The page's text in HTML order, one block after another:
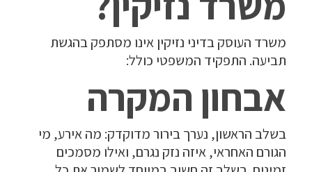
משרד העוסק בדיני נזיקין אינו מסתפק בהגשת
תביעה. התפקיד המשפטי כולל:
אבחון המקרה
בשלב הראשון, נערך בירור מדוקדק: מה אירע, מי
הגורם האחראי, איזה נזק נגרם, ואילו מסמכים